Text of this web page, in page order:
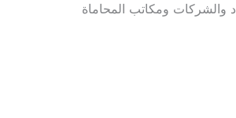
والشركات ومكاتب المحاماة